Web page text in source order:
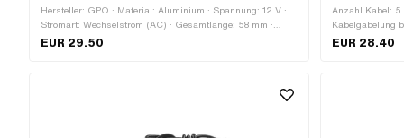
Hersteller: GPO · Material: Aluminium · Spannung: 12 V ·
Stromart: Wechselstrom (AC) · Gesamtlänge: 58 mm ·
Breite: 36 mm · Höhe: 23 mm · Ø Befestigungsloch: 6.2
EUR 29.50
Anzahl Kabel: 5
Kabelgabelung
Schalter
EUR 28.40